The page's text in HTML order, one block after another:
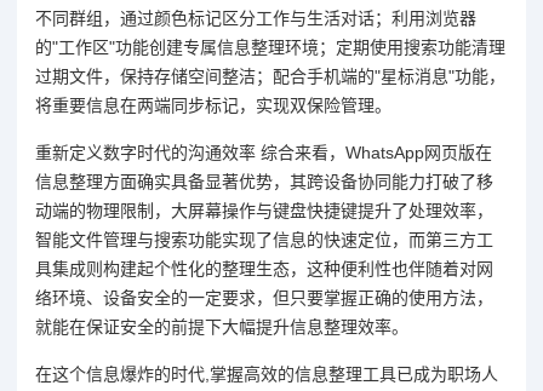
不同群组，通过颜色标记区分工作与生活对话；利用浏览器
的"工作区"功能创建专属信息整理环境；定期使用搜索功能清理
过期文件，保持存储空间整洁；配合手机端的"星标消息"功能，
将重要信息在两端同步标记，实现双保险管理。
重新定义数字时代的沟通效率 综合来看，WhatsApp网页版在
信息整理方面确实具备显著优势，其跨设备协同能力打破了移
动端的物理限制，大屏幕操作与键盘快捷键提升了处理效率，
智能文件管理与搜索功能实现了信息的快速定位，而第三方工
具集成则构建起个性化的整理生态，这种便利性也伴随着对网
络环境、设备安全的一定要求，但只要掌握正确的使用方法，
就能在保证安全的前提下大幅提升信息整理效率。
在这个信息爆炸的时代,掌握高效的信息整理工具已成为职场人